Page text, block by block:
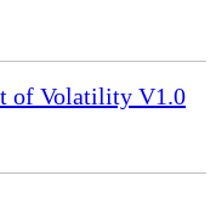
of Volatility V1.0